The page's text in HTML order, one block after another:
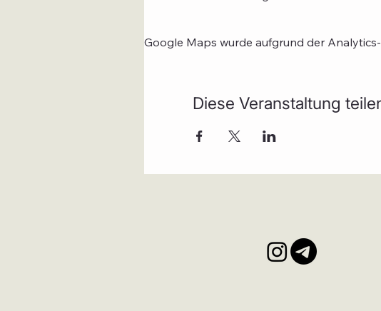
Google Maps wurde aufgrund der
Diese Veranstaltung